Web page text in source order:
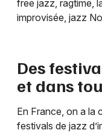
free jazz, ragtime,
improvisée, jazz
Des
et dans
En France, on a la
festivals de jazz